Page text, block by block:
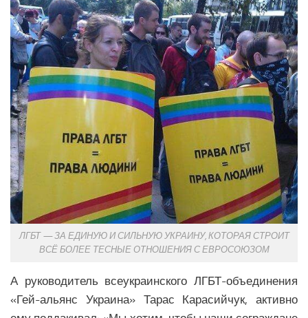
Религия Латинской Америки
Экономика Латинской Америки
Климат Латинской Америки
Медицина Латинской Америки
Образование Латинской Америки
Наука Латинской Америки
Общество Латинской Америки
СЕВЕРНАЯ АМЕРИКА
Аналитика Северной Америки
Вооружение Северной Америки
История Северной Америки
Религия Северной Америки
Климат Северной Америки
ЛГБТ — ЗА ЕДИНУЮ И СИЛЬНУЮ УКРАИНУ, КОТОРАЯ СТРОИТ
ВСЁ БОЛЕЕ ТЕСНЫЕ ОТНОШЕНИЯ С ЕВРОСОЮЗОМ
А руководитель всеукраинского ЛГБТ-объединения
«Гей-альянс Украина» Тарас Карасийчук, активно